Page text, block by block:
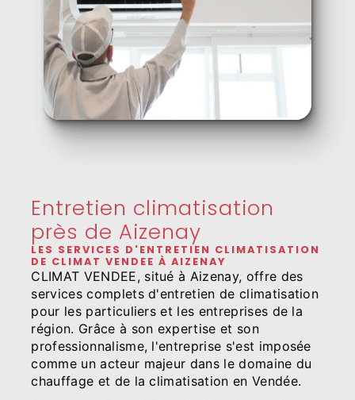
Entretien climatisation
près de Aizenay
LES SERVICES D'ENTRETIEN CLIMATISATION
DE CLIMAT VENDEE À AIZENAY
CLIMAT VENDEE, situé à Aizenay, offre des
services complets d'entretien de climatisation
pour les particuliers et les entreprises de la
région. Grâce à son expertise et son
professionnalisme, l'entreprise s'est imposée
comme un acteur majeur dans le domaine du
chauffage et de la climatisation en Vendée.